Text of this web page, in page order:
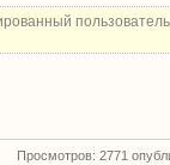
Просмотров: 2771